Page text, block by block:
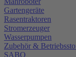
Gartengeräte
Rasentraktoren
Stromerzeuger
Wasserpumpen
Zubehör &
SABO